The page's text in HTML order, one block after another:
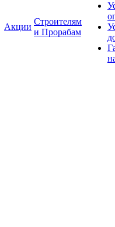
Акции
Строителям
и Прорабам